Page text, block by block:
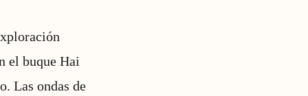
el buque Hai
Las ondas de